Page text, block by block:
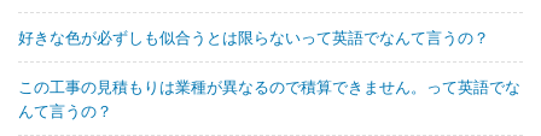
好きな色が必ずしも似合うとは限らないって英語でなんて言うの？
この工事の見積もりは業種が異なるので積算できません。って英語でな
んて言うの？